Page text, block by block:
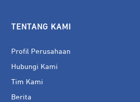
TENTANG KAMI
Profil Perusahaan
Hubungi Kami
Tim Kami
Berita